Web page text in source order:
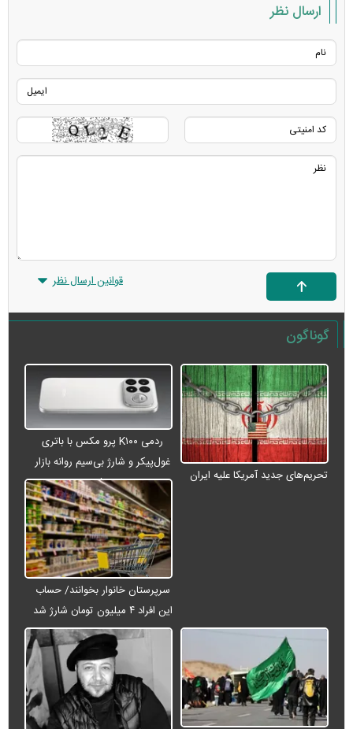
ارسال نظر
قوانین ارسال نظر
گوناگون
تحریم‌های جدید آمریکا علیه ایران
ردمی K۱۰۰ پرو مکس با باتری
غول‌پیکر و شارژ بی‌سیم روانه بازار
می‌شود
سرپرستان خانوار بخوانند/ حساب
این افراد ۴ میلیون تومان شارژ شد